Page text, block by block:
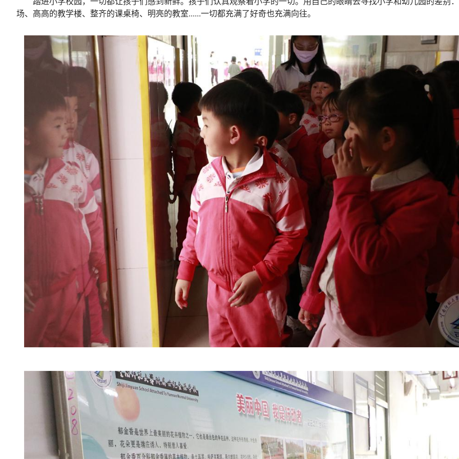
场、高高的教学楼、整齐的课桌椅、明亮的教室......一切都充满了好奇也充满向往。